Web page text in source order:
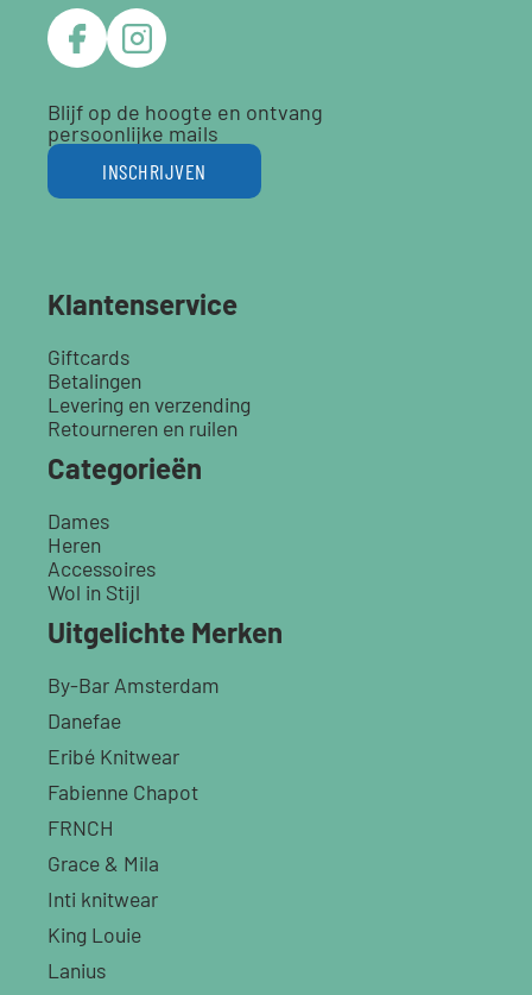
Blijf op de hoogte en ontvang
persoonlijke mails
INSCHRIJVEN
Klantenservice
Giftcards
Betalingen
Levering en verzending
Retourneren en ruilen
Categorieën
Dames
Heren
Accessoires
Wol in Stijl
Uitgelichte Merken
By-Bar Amsterdam
Danefae
Eribé Knitwear
Fabienne Chapot
FRNCH
Grace & Mila
Inti knitwear
King Louie
Lanius